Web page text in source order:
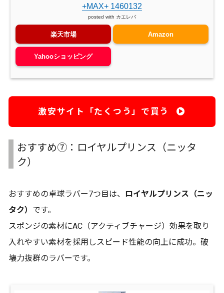
+MAX+ 1460132
posted with カエレバ
楽天市場 Amazon
Yahooショッピング
激安サイト「たくつう」で買う
おすすめ⑦：ロイヤルプリンス（ニッタ
ク）
おすすめの卓球ラバー7つ目は、
ロイヤルプリンス（ニッ
タク） です。
スポンジの素材にAC（アクティブチャージ）効果を取り
入れやすい素材を採用しスピード性能の向上に成功。破
壊力抜群のラバーです。